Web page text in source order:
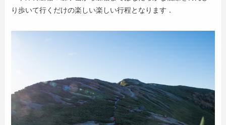
り歩いて行くだけの楽しい楽しい行程となります．